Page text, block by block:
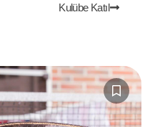
Kulübe Katıl